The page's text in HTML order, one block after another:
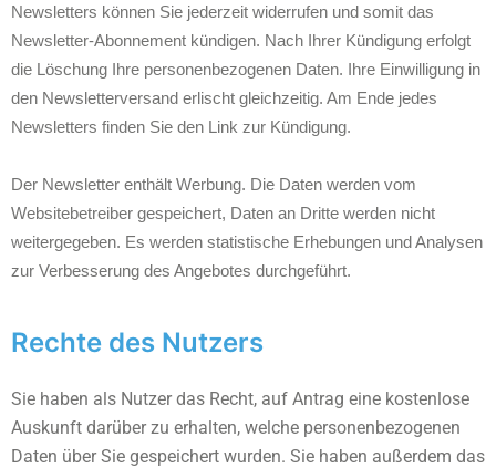
Newsletters können Sie jederzeit widerrufen und somit das
Newsletter-Abonnement kündigen. Nach Ihrer Kündigung erfolgt
die Löschung Ihre personenbezogenen Daten. Ihre Einwilligung in
den Newsletterversand erlischt gleichzeitig. Am Ende jedes
Newsletters finden Sie den Link zur Kündigung.
Der Newsletter enthält Werbung. Die Daten werden vom
Websitebetreiber gespeichert, Daten an Dritte werden nicht
weitergegeben. Es werden statistische Erhebungen und Analysen
zur Verbesserung des Angebotes durchgeführt.
Rechte des Nutzers
Sie haben als Nutzer das Recht, auf Antrag eine kostenlose
Auskunft darüber zu erhalten, welche personenbezogenen
Daten über Sie gespeichert wurden. Sie haben außerdem das